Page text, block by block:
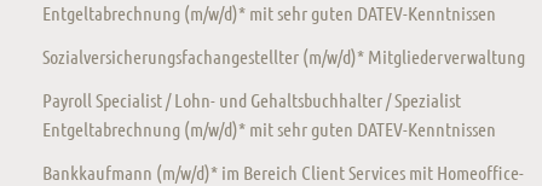
Entgeltabrechnung (m/w/d)* mit sehr guten DATEV-Kenntnissen
Sozialversicherungsfachangestellter (m/w/d)* Mitgliederverwaltung
Payroll Specialist / Lohn- und Gehaltsbuchhalter / Spezialist
Entgeltabrechnung (m/w/d)* mit sehr guten DATEV-Kenntnissen
Bankkaufmann (m/w/d)* im Bereich Client Services mit Homeoffice-